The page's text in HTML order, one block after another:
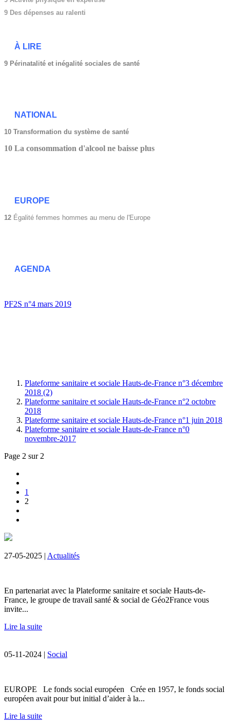
9 Des dépenses au ralenti
À LIRE
9 Périnatalité et inégalité sociales de santé
NATIONAL
10 Transformation du système de santé
10 La consommation d'alcool ne baisse plus
EUROPE
12 Égalité femmes hommes au menu de l'Europe
AGENDA
PF2S n°4 mars 2019
Plateforme sanitaire et sociale Hauts-de-France n°3 décembre
2018 (2)
Plateforme sanitaire et sociale Hauts-de-France n°2 octobre
2018
Plateforme sanitaire et sociale Hauts-de-France n°1 juin 2018
Plateforme sanitaire et sociale Hauts-de-France n°0
novembre-2017
Page 2 sur 2
1
2
27-05-2025 | Actualités
En partenariat avec la Plateforme sanitaire et sociale Hauts-de-
France, le groupe de travail santé & social de Géo2France vous
invite...
Lire la suite
05-11-2024 | Social
EUROPE Le fonds social européen Crée en 1957, le fonds social
européen avait pour but initial d’aider à la...
Lire la suite